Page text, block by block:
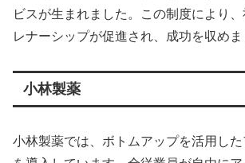
ビスが生まれました。この制度により
レナーシップが促進され、成功を収めま
小林製薬
小林製薬では、ボトムアップを活用し